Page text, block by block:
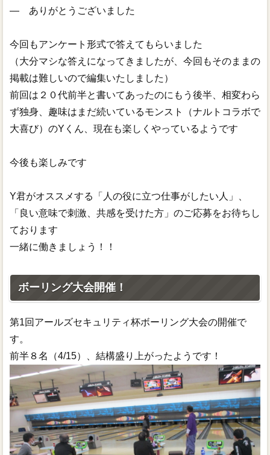
― ありがとうございました
今回もアンケート形式で答えてもらいました
（大分マシな答えになってきましたが、今回もそのままの
掲載は難しいので編集いたしました）
前回は２０代前半と書いてあったのにもう後半、相変わら
ず独身、趣味はまだ続いているモンスト（ナルトコラボで
大喜び）のYくん、現在も楽しくやっているようです
今後も楽しみです
Y君がオススメする「人の役に立つ仕事がしたい人」、
「良い意味で刺激、共感を受けた方」のご応募をお待ちし
ております
一緒に働きましょう！！
ボーリング大会開催！
第1回アールズセキュリティ杯ボーリング大会の開催で
す。
前半８名（4/15）、結構盛り上がったようです！